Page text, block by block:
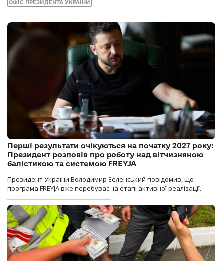
ОФІС ПРЕЗИДЕНТА УКРАЇНИ
Перші результати очікуються на початку 2027 року:
Президент розповів про роботу над вітчизняною
балістикою та системою FREYJA
Президент України Володимир Зеленський повідомив, що
програма FREYJA вже перебуває на етапі активної реалізації.